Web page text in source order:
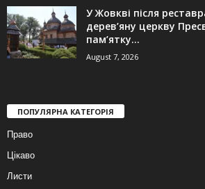
У Жовкві після
дерев’яну церкву
пам’ятку...
August 7, 2026
ПОПУЛЯРНА КАТЕГОРІЯ
Право
Цікаво
Листи